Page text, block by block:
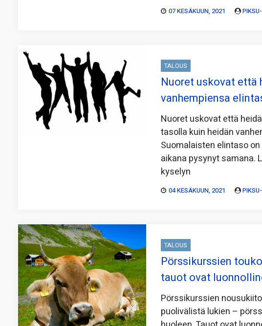
07 KESÄKUUN, 2021
TALOUS
Nuoret uskovat että
vanhempiensa
Nuoret uskovat että
tasolla kuin heidän
Suomalaisten elintaso
aikana pysynyt samana.
kyselyn
04 KESÄKUUN, 2021
TALOUS
Pörssikurssien
tauot ovat
Pörssikurssien
puolivälistä lukien –